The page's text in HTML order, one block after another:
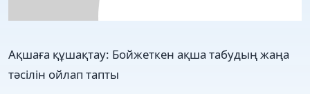
Ақшаға құшақтау: Бойжеткен ақша табудың жаңа
тәсілін ойлап тапты